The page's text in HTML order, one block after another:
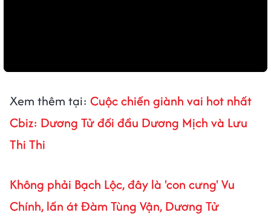
Xem thêm tại: Cuộc chiến giành vai hot nhất
Cbiz: Dương Tử đối đầu Dương Mịch và Lưu
Thi Thi
Không phải Bạch Lộc, đây là 'con cưng' Vu
Chính, lấn át Đàm Tùng Vận, Dương Tử